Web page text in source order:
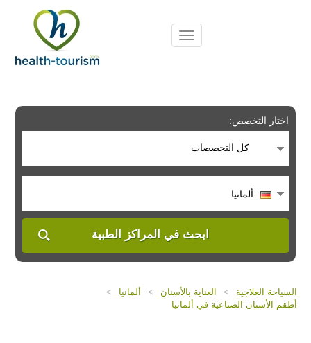
includes
system.
اختار التخصص:
كل التخصصات
ألمانيا
ابحث في المراكز الطبية
السياحة العلاجية > العناية بالأسنان > ألمانيا
>
أطقم الأسنان الصناعية في ألمانيا